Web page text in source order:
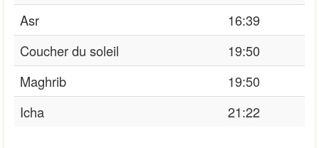
Asr
16:39
Coucher du soleil
19:50
Maghrib
19:50
Icha
21:22